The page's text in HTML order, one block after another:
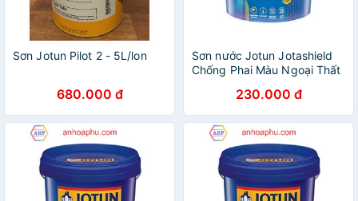
Sơn Jotun Pilot 2 - 5L/lon
680.000 đ
Sơn nước Jotun Jotashield
Chống Phai Màu Ngoại Thất
230.000 đ